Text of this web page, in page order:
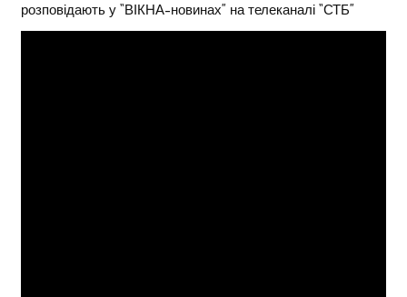
розповідають у “ВІКНА-новинах” на телеканалі “СТБ”